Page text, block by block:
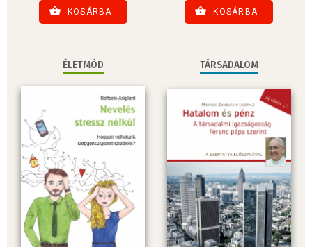
KOSÁRBA KOSÁRBA
ÉLETMÓD TÁRSADALOM